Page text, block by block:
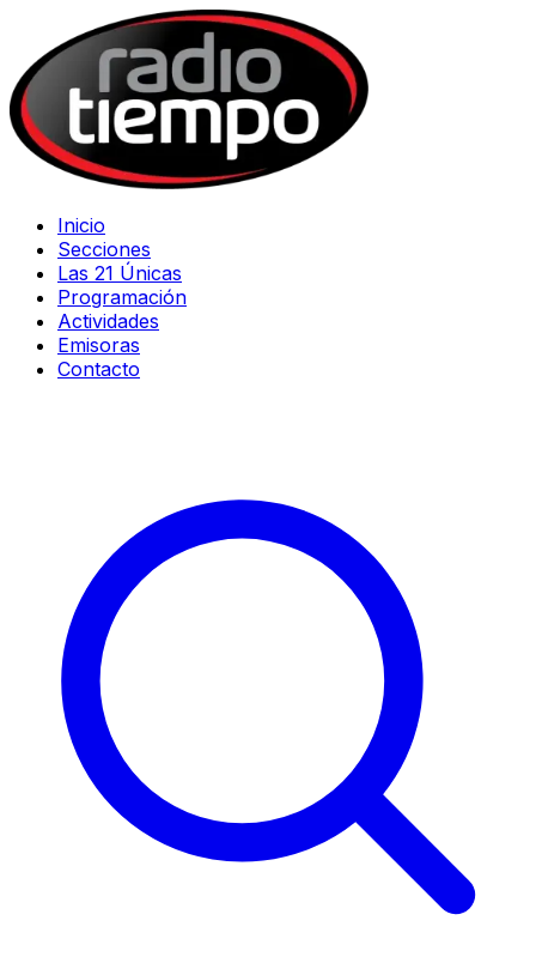
Inicio
Secciones
Las 21 Únicas
Programación
Actividades
Emisoras
Contacto